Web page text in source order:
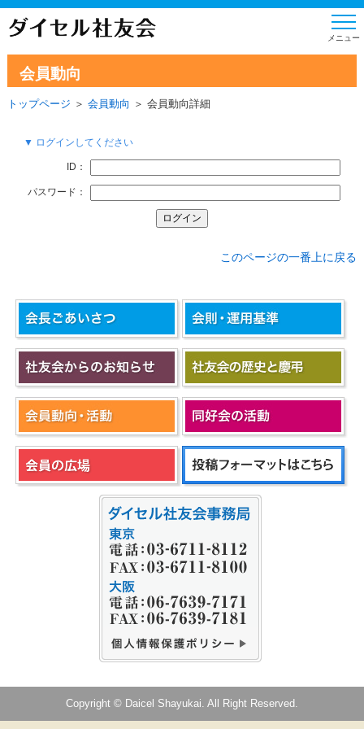
会員動向
トップページ ＞ 会員動向 ＞ 会員動向詳細
▼ ログインしてください
ID：
パスワード：
このページの一番上に戻る
Copyright © Daicel Shayukai. All Right Reserved.